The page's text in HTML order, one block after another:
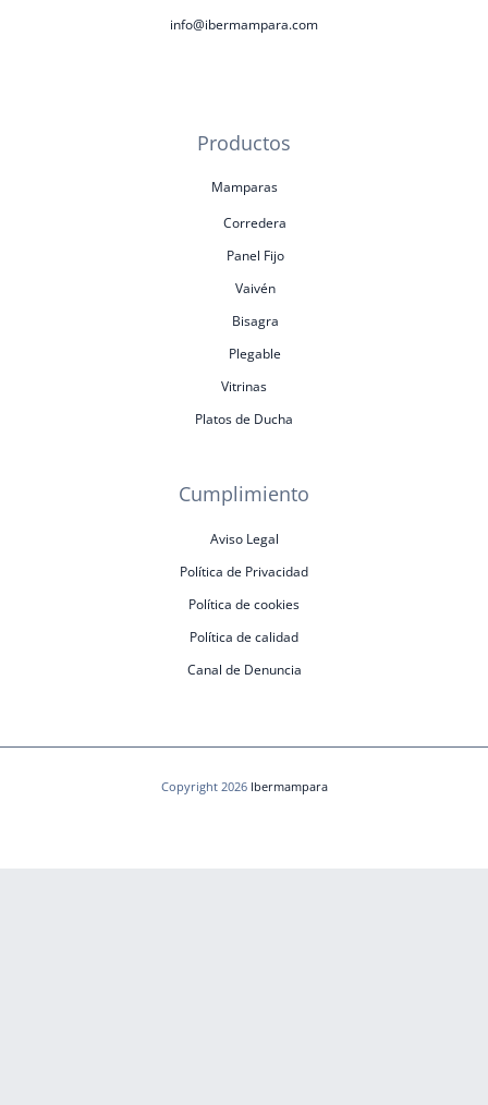
info@ibermampara.com
Productos
Mamparas
Corredera
Panel Fijo
Vaivén
Bisagra
Plegable
Vitrinas
Platos de Ducha
Cumplimiento
Aviso Legal
Política de Privacidad
Política de cookies
Política de calidad
Canal de Denuncia
Copyright 2026 Ibermampara